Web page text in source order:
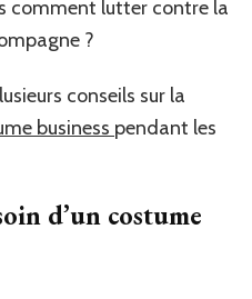
comment lutter contre la
?
conseils sur la
business pendant les
d’un costume